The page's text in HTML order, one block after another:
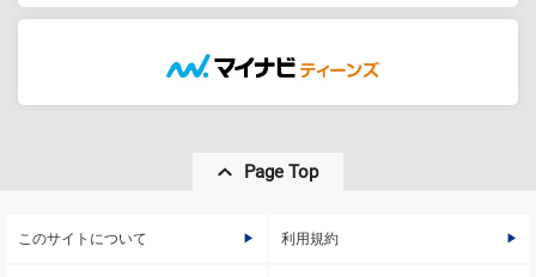
Page Top
このサイトについて 利用規約